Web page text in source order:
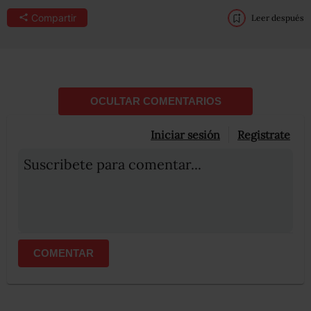
Compartir Leer después
OCULTAR COMENTARIOS
Iniciar sesión Registrate
Suscribete para comentar...
COMENTAR